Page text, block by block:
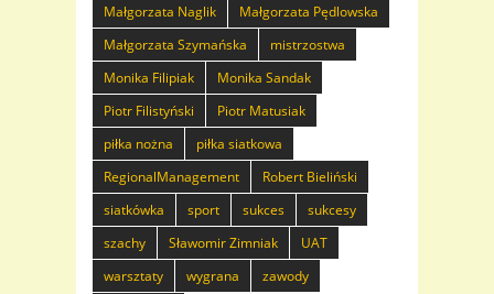
Małgorzata Naglik
Małgorzata Pędlowska
Małgorzata Szymańska
mistrzostwa
Monika Filipiak
Monika Sandak
Piotr Filistyński
Piotr Matusiak
piłka nożna
piłka siatkowa
RegionalManagement
Robert Bieliński
siatkówka
sport sukces
sukcesy
szachy
Sławomir Zimniak
UAT
warsztaty
wygrana
zawody